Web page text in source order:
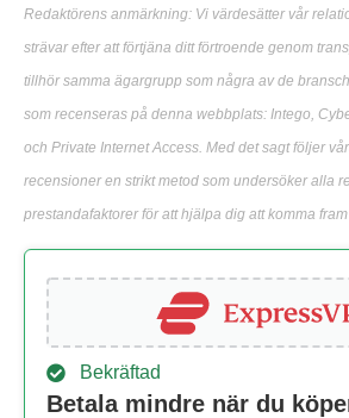
Redaktörens anmärkning: Vi värdesätter vår
strävar efter att förtjäna ditt förtroende genom
tillhör samma ägargrupp som några av de
som recenseras på denna webbplats: Intego,
och Private Internet Access. Med det sagt följer
recensioner en strikt metod som undersöker alla
prestandafaktorer för att hjälpa dig att komma
Bekräftad
Betala mindre när du